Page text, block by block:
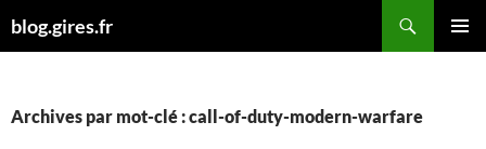
aublog.gires.fr
Archives par mot-clé : call-of-duty-modern-warfare